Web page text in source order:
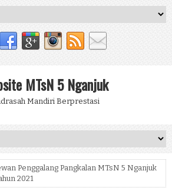
MTsN 5 Nganjuk
Mandiri Berprestasi
Penggalang Pangkalan MTsN 5 Nganjuk
2021